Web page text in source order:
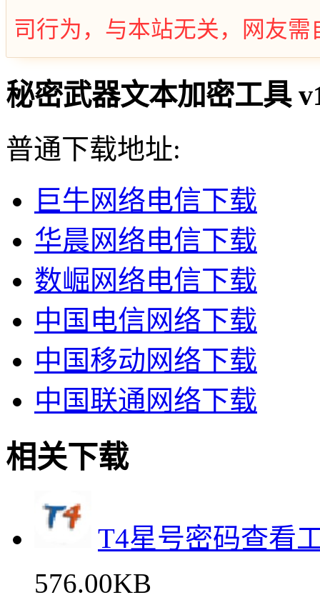
司行为，与本站无关，网友需
秘密武器文本加密工具
普通下载地址:
巨牛网络电信下载
华晨网络电信下载
数崛网络电信下载
中国电信网络下载
中国移动网络下载
中国联通网络下载
相关下载
T4星号密码查看
576.00KB